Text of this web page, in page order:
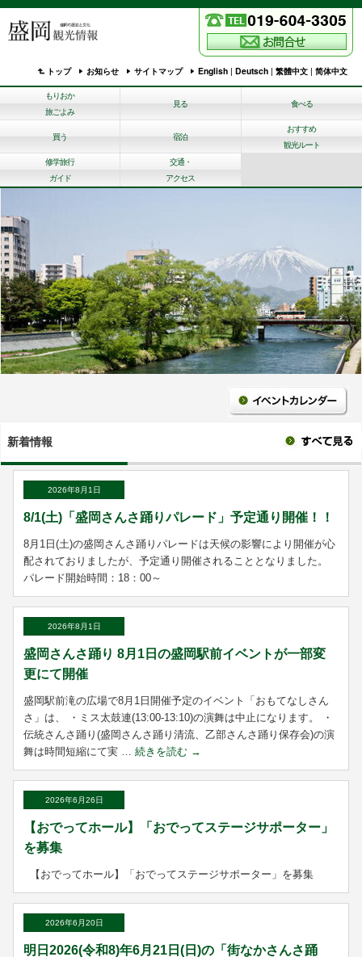
トップ お知らせ サイトマップ English | Deutsch | 繁體中文 | 简体中文
もりおか
旅ごよみ
見る 食べる
買う 宿泊
おすすめ
観光ルート
修学旅行
ガイド
交通・
アクセス
新着情報
2026年8月1日
8/1(土)「盛岡さんさ踊りパレード」予定通り開催！！
8月1日(土)の盛岡さんさ踊りパレードは天候の影響により開催が心
配されておりましたが、予定通り開催されることとなりました。
パレード開始時間：18：00～
2026年8月1日
盛岡さんさ踊り 8月1日の盛岡駅前イベントが一部変
更にて開催
盛岡​駅前滝の広場で8月1日開催予定のイベント「おもてなしさん
さ」は、 ・ミス太鼓連​(13:00-13:10)の演舞は中止になります。 ・
伝統さんさ踊り(盛岡さんさ踊り清流、乙部さんさ踊り保存会)の演
舞は時間短縮にて実 …続きを読む →
2026年6月26日
【おでってホール】「おでってステージサポーター」
を募集
【おでってホール】「おでってステージサポーター」を募集
2026年6月20日
明日2026(令和8)年6月21日(日)の「街なかさんさ踊